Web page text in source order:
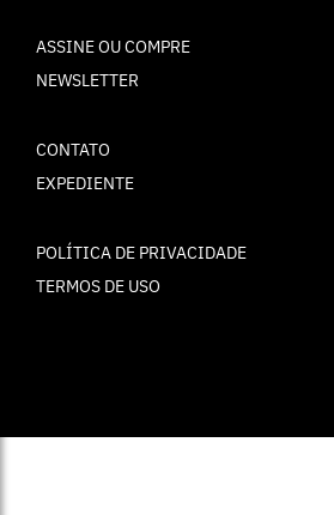
ASSINE OU COMPRE
NEWSLETTER
CONTATO
EXPEDIENTE
POLÍTICA DE PRIVACIDADE
TERMOS DE USO